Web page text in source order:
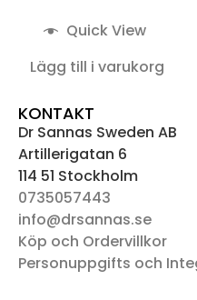
Quick View
Lägg till i varukorg
KONTAKT
Dr Sannas Sweden AB
Artillerigatan 6
114 51 Stockholm
0735057443
info@drsannas.se
Köp och Ordervillkor
Personuppgifts och